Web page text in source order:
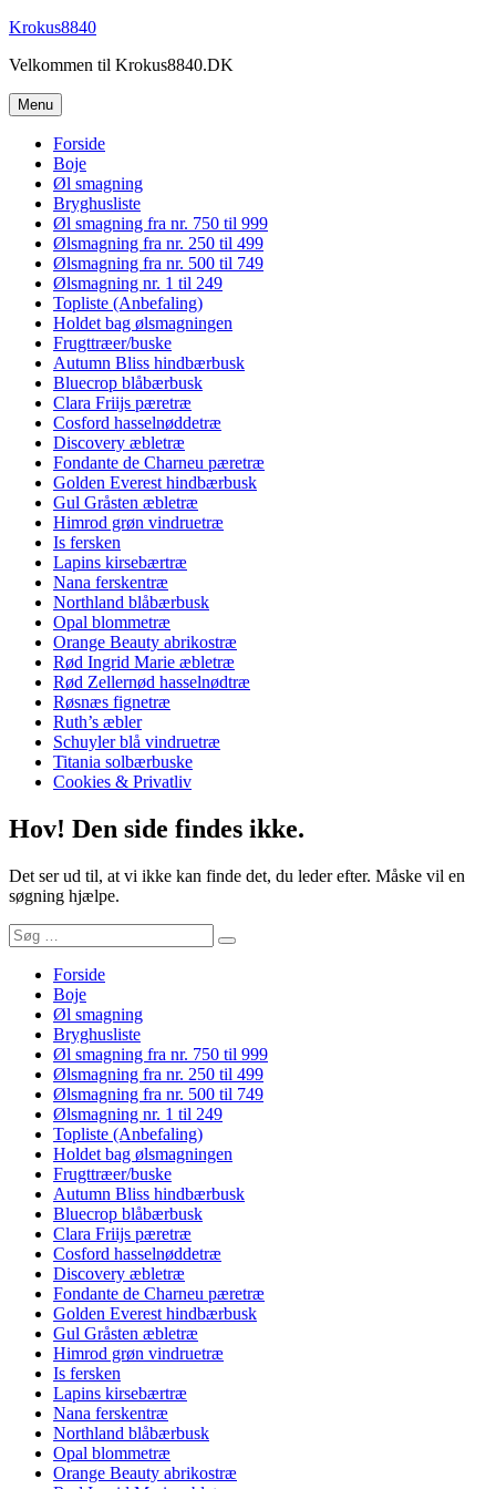
Videre
indhold
Krokus8840
Velkommen til Krokus8840.DK
Menu
Forside
Boje
Øl smagning
Bryghusliste
Øl smagning fra nr. 750 til 999
Ølsmagning fra nr. 250 til 499
Ølsmagning fra nr. 500 til 749
Ølsmagning nr. 1 til 249
Topliste (Anbefaling)
Holdet bag ølsmagningen
Frugttræer/buske
Autumn Bliss hindbærbusk
Bluecrop blåbærbusk
Clara Friijs pæretræ
Cosford hasselnøddetræ
Discovery æbletræ
Fondante de Charneu pæretræ
Golden Everest hindbærbusk
Gul Gråsten æbletræ
Himrod grøn vindruetræ
Is fersken
Lapins kirsebærtræ
Nana ferskentræ
Northland blåbærbusk
Opal blommetræ
Orange Beauty abrikostræ
Rød Ingrid Marie æbletræ
Rød Zellernød hasselnødtræ
Røsnæs fignetræ
Ruth’s æbler
Schuyler blå vindruetræ
Titania solbærbuske
Cookies & Privatliv
Hov! Den side findes ikke.
Det ser ud til, at vi ikke kan finde det, du leder efter. Måske vil en
søgning hjælpe.
Søg
efter:
Søg
Forside
Boje
Øl smagning
Bryghusliste
Øl smagning fra nr. 750 til 999
Ølsmagning fra nr. 250 til 499
Ølsmagning fra nr. 500 til 749
Ølsmagning nr. 1 til 249
Topliste (Anbefaling)
Holdet bag ølsmagningen
Frugttræer/buske
Autumn Bliss hindbærbusk
Bluecrop blåbærbusk
Clara Friijs pæretræ
Cosford hasselnøddetræ
Discovery æbletræ
Fondante de Charneu pæretræ
Golden Everest hindbærbusk
Gul Gråsten æbletræ
Himrod grøn vindruetræ
Is fersken
Lapins kirsebærtræ
Nana ferskentræ
Northland blåbærbusk
Opal blommetræ
Orange Beauty abrikostræ